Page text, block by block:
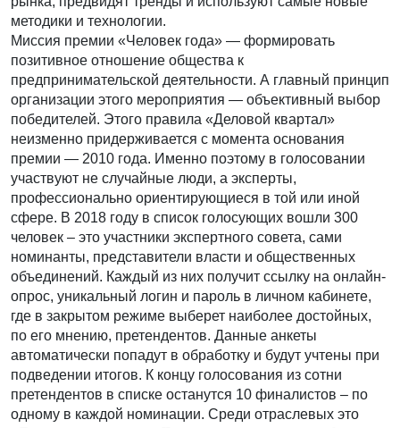
методики и технологии.
Миссия премии «Человек года» — формировать
позитивное отношение общества к
предпринимательской деятельности. А главный принцип
организации этого мероприятия — объективный выбор
победителей. Этого правила «Деловой квартал»
неизменно придерживается с момента основания
премии — 2010 года. Именно поэтому в голосовании
участвуют не случайные люди, а эксперты,
профессионально ориентирующиеся в той или иной
сфере. В 2018 году в список голосующих вошли 300
человек – это участники экспертного совета, сами
номинанты, представители власти и общественных
объединений. Каждый из них получит ссылку на онлайн-
опрос, уникальный логин и пароль в личном кабинете,
где в закрытом режиме выберет наиболее достойных,
по его мнению, претендентов. Данные анкеты
автоматически попадут в обработку и будут учтены при
подведении итогов. К концу голосования из сотни
претендентов в списке останутся 10 финалистов – по
одному в каждой номинации. Среди отраслевых это